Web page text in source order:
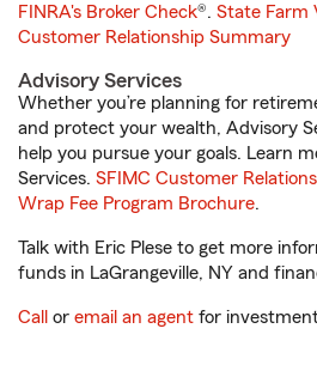
FINRA's Broker Check®. State Farm
Customer Relationship Summary
Advisory Services
Whether you’re planning for
and protect your wealth, Advisory
help you pursue your goals. Learn
Services. SFIMC Customer
Wrap Fee Program Brochure.
Talk with Eric Plese to get more
funds in LaGrangeville, NY and
Call or email an agent for